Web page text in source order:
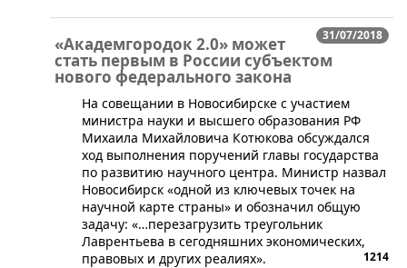
31/07/2018
«Академгородок 2.0» может
стать первым в России субъектом
нового федерального закона
​На совещании в Новосибирске с участием
министра науки и высшего образования РФ
Михаила Михайловича Котюкова обсуждался
ход выполнения поручений главы государства
по развитию научного центра. Министр назвал
Новосибирск «одной из ключевых точек на
научной карте страны» и обозначил общую
задачу: «…перезагрузить треугольник
Лаврентьева в сегодняшних экономических,
правовых и других реалиях».
1214